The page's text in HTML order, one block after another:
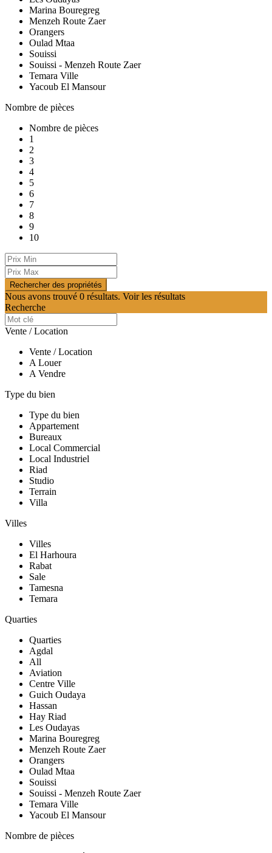
Marina Bouregreg
Menzeh Route Zaer
Orangers
Oulad Mtaa
Souissi
Souissi - Menzeh Route Zaer
Temara Ville
Yacoub El Mansour
Nombre de pièces
Nombre de pièces
1
2
3
4
5
6
7
8
9
10
Nous avons trouvé 0 résultats. Voir les résultats
Recherche
Vente / Location
Vente / Location
A Louer
A Vendre
Type du bien
Type du bien
Appartement
Bureaux
Local Commercial
Local Industriel
Riad
Studio
Terrain
Villa
Villes
Villes
El Harhoura
Rabat
Sale
Tamesna
Temara
Quarties
Quarties
Agdal
All
Aviation
Centre Ville
Guich Oudaya
Hassan
Hay Riad
Les Oudayas
Marina Bouregreg
Menzeh Route Zaer
Orangers
Oulad Mtaa
Souissi
Souissi - Menzeh Route Zaer
Temara Ville
Yacoub El Mansour
Nombre de pièces